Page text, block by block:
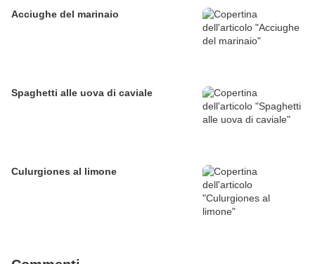
Acciughe del marinaio
Spaghetti alle uova di caviale
Culurgiones al limone